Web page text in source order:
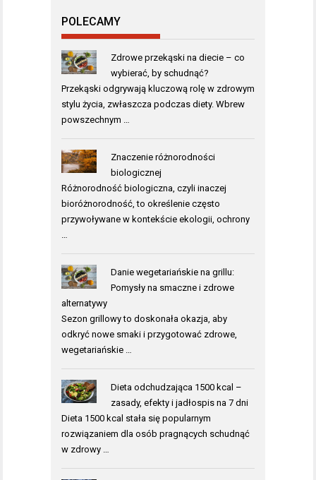
POLECAMY
Zdrowe przekąski na diecie – co
wybierać, by schudnąć?
Przekąski odgrywają kluczową rolę w zdrowym
stylu życia, zwłaszcza podczas diety. Wbrew
powszechnym …
Znaczenie różnorodności
biologicznej
Różnorodność biologiczna, czyli inaczej
bioróżnorodność, to określenie często
przywoływane w kontekście ekologii, ochrony
…
Danie wegetariańskie na grillu:
Pomysły na smaczne i zdrowe
alternatywy
Sezon grillowy to doskonała okazja, aby
odkryć nowe smaki i przygotować zdrowe,
wegetariańskie …
Dieta odchudzająca 1500 kcal –
zasady, efekty i jadłospis na 7 dni
Dieta 1500 kcal stała się popularnym
rozwiązaniem dla osób pragnących schudnąć
w zdrowy …